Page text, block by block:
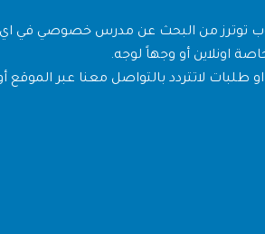
توترز من البحث عن مدرس خصوصي في
اونلاين أو وجهاً لوجه.
طلبات لاتتردد بالتواصل معنا عبر الموقع